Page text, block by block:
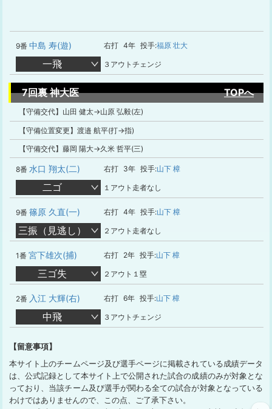
9番 中島 寿(遊) 右打 4年 投手:福原 壮大
一飛 ３アウトチェンジ
7回裏 神大医 TOPへ
【守備交代】山田 健太→山原 弘毅(左)
【守備位置変更】渡邉 航平(打→指)
【守備交代】藤岡 陽大→久米 哲平(三)
8番 水口 翔太(二) 右打 3年 投手:山下 樟
二ゴ １アウト走者なし
9番 篠原 久直(一) 右打 4年 投手:山下 樟
三振（見逃し） ２アウト走者なし
1番 宮下雄次(捕) 右打 2年 投手:山下 樟
三ゴ失 ２アウト１塁
2番 入江 大輝(右) 右打 6年 投手:山下 樟
中飛 ３アウトチェンジ
【留意事項】
本サイト上のチームページ及び選手ページに掲載されている成績データ
は、公式記録として本サイト上で公開された試合の成績のみが対象とな
っており、当該チーム及び選手が関わる全ての試合が対象となっている
わけではありませんので、この点、ご了承下さい。